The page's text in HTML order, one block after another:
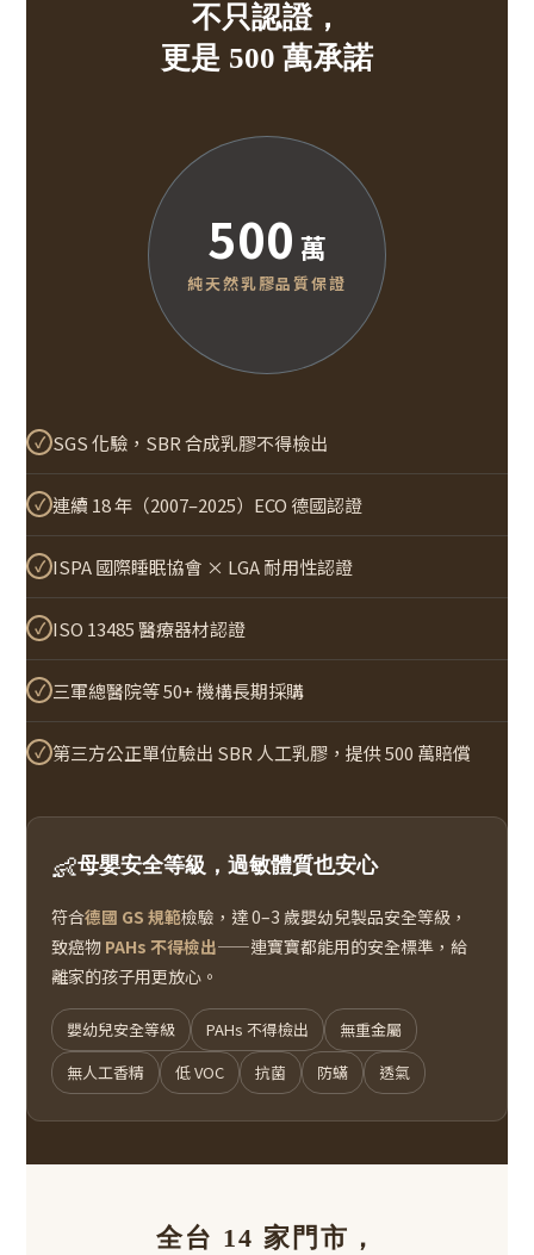
不只認證，
更是 500 萬承諾
500 萬
純天然乳膠品質保證
✓ SGS 化驗，SBR 合成乳膠不得檢出
✓ 連續 18 年（2007–2025）ECO 德國認證
✓ ISPA 國際睡眠協會 × LGA 耐用性認證
✓ ISO 13485 醫療器材認證
✓ 三軍總醫院等 50+ 機構長期採購
✓ 第三方公正單位驗出 SBR 人工乳膠，提供 500 萬賠償
👶母嬰安全等級，過敏體質也安心
符合德國 GS 規範檢驗，達 0–3 歲嬰幼兒製品安全等級，
致癌物 PAHs 不得檢出——連寶寶都能用的安全標準，給
離家的孩子用更放心。
嬰幼兒安全等級 PAHs 不得檢出
無重金屬
無人工香精
低 VOC 抗菌 防蟎 透氣
全台 14 家門市，